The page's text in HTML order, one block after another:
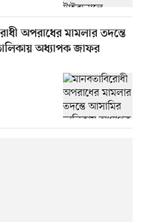
অপরাধের মামলার তদন্তে
অধ্যাপক জাফর